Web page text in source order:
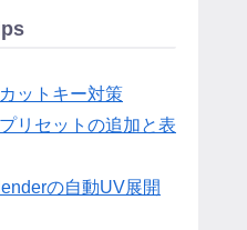
ットキー対策
リセットの追加と表
の自動UV展開